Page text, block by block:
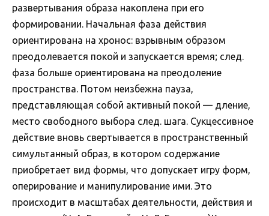
развертывания образа накоплена при его
формировании. Начальная фаза действия
ориентирована на хронос: взрывным образом
преодолевается покой и запускается время; след.
фаза больше ориентирована на преодоление
пространства. Потом неизбежна пауза,
представляющая собой активный покой — дление,
место свободного выбора след. шага. Сукцессивное
действие вновь свертывается в пространственный
симультанный образ, в котором содержание
приобретает вид формы, что допускает игру форм,
оперирование и манипулирование ими. Это
происходит в масштабах деятельности, действия и